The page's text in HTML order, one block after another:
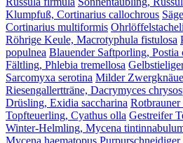
Klumpfuß, Cortinarius callochrous
Cortinarius multiformis
Röhrige Keule, Macrotyphula fistulosa
populnea Blauender Saftporling, Postia
Fältling, Phlebia tremellosa
Sarcomyxa serotina Milder
Riesengallertträne, Dacrymyces
Drüsling, Exidia saccharina
Topfteuerling, Cyathus olla Gestreifer
Winter-Helmling, Mycena
Mycena haematopus